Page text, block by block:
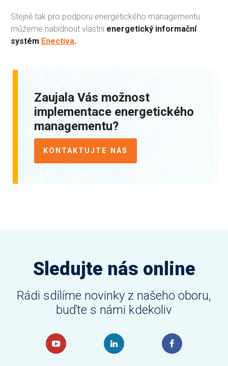
Stejně tak pro podporu energetického managementu
můžeme nabídnout vlastníenergetický informační
systém Enectiva.
Zaujala Vás možnost
implementace energetického
managementu?
KONTAKTUJTE NÁS
Sledujte nás online
Rádi sdílíme novinky z našeho oboru,
buďte s námi kdekoliv